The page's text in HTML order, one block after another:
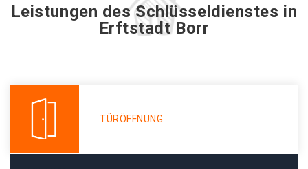
Leistungen des Schlüsseldienstes in
Erftstadt Borr
TÜRÖFFNUNG